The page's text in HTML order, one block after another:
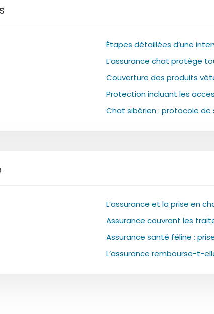
Étapes détaillées d’une
L’assurance chat protège
Couverture des produits
Protection incluant les
Chat sibérien : protocole de
L’assurance et la prise en
Assurance couvrant les
Assurance santé féline :
L’assurance rembourse-t-